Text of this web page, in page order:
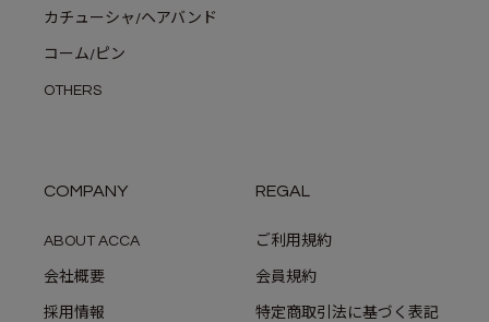
カチューシャ/ヘアバンド
コーム/ピン
OTHERS
COMPANY
ABOUT ACCA
会社概要
採用情報
REGAL
ご利用規約
会員規約
特定商取引法に基づく表記